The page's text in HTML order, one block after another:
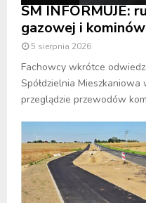
SM INFORMUJE:
gazowej i
5 sierpnia 2026
Fachowcy wkrótce
Spółdzielnia
przeglądzie przewodów